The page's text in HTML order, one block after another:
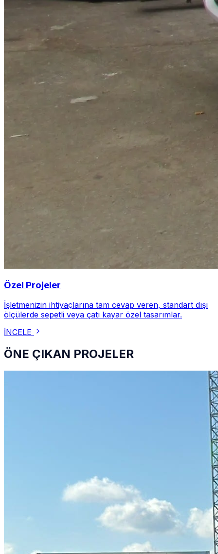
Özel Projeler
İşletmenizin ihtiyaçlarına tam cevap veren, standart dışı
ölçülerde sepetli veya çatı kayar özel tasarımlar.
İNCELE
ÖNE ÇIKAN PROJELER